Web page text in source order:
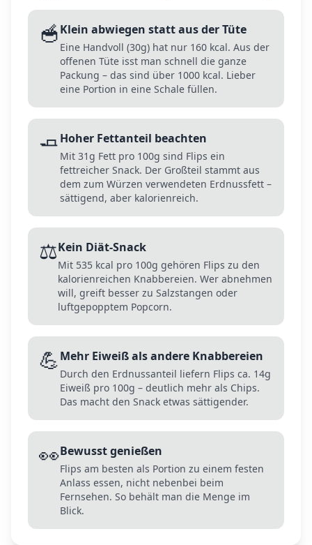
🥣Klein abwiegen statt aus der Tüte
Eine Handvoll (30g) hat nur 160 kcal. Aus der
offenen Tüte isst man schnell die ganze
Packung – das sind über 1000 kcal. Lieber
eine Portion in eine Schale füllen.
🧈Hoher Fettanteil beachten
Mit 31g Fett pro 100g sind Flips ein
fettreicher Snack. Der Großteil stammt aus
dem zum Würzen verwendeten Erdnussfett –
sättigend, aber kalorienreich.
⚖️Kein Diät-Snack
Mit 535 kcal pro 100g gehören Flips zu den
kalorienreichen Knabbereien. Wer abnehmen
will, greift besser zu Salzstangen oder
luftgepopptem Popcorn.
💪Mehr Eiweiß als andere Knabbereien
Durch den Erdnussanteil liefern Flips ca. 14g
Eiweiß pro 100g – deutlich mehr als Chips.
Das macht den Snack etwas sättigender.
👀Bewusst genießen
Flips am besten als Portion zu einem festen
Anlass essen, nicht nebenbei beim
Fernsehen. So behält man die Menge im
Blick.